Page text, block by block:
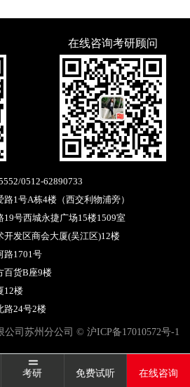
在线咨询考研顾问
/0512-62890733
1号A栋4楼（西交利物浦旁）
19号西城永捷广场15楼1509室
开发区商会大厦(吴江区)12楼
路1701号
百货B座9楼
12楼
路24号2楼
公司苏州分公司 © 沪ICP备17010572号-1
考研 免费试听 在线咨询